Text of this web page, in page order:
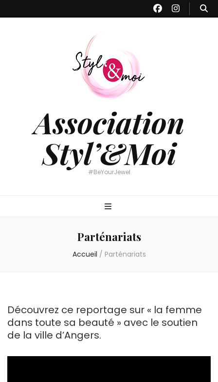
Association
Styl’&Moi
#BeYourJewel
Parténariats
Accueil / Parténariats
Découvrez ce reportage sur « la femme
dans toute sa beauté » avec le soutien
de la ville d’Angers.